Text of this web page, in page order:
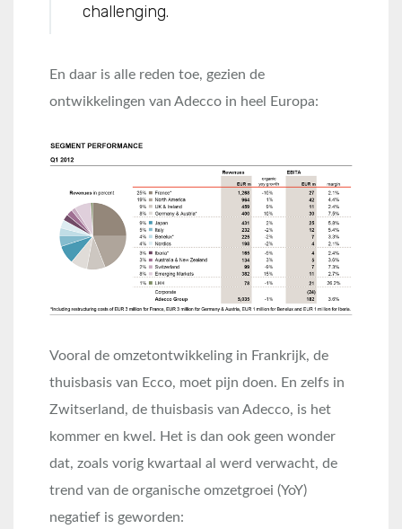
challenging.
En daar is alle reden toe, gezien de
ontwikkelingen van Adecco in heel Europa:
Vooral de omzetontwikkeling in Frankrijk, de
thuisbasis van Ecco, moet pijn doen. En zelfs in
Zwitserland, de thuisbasis van Adecco, is het
kommer en kwel. Het is dan ook geen wonder
dat, zoals vorig kwartaal al werd verwacht, de
trend van de organische omzetgroei (YoY)
negatief is geworden: